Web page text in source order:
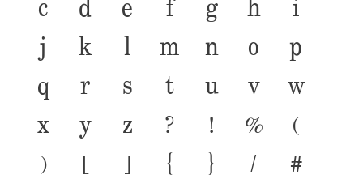
c
d e f g h
i
j
k l m n o
p
q
r s t u v
w
x
y z ? ! %
(
)
[ ] { } /
#